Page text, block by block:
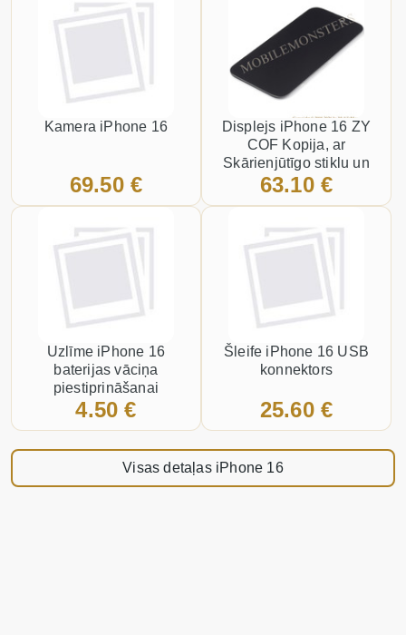
Kamera iPhone 16
69.50 €
Displejs iPhone 16 ZY
COF Kopija, ar
Skārienjūtīgo stiklu un
apkart ramiti Melns
63.10 €
Uzlīme iPhone 16
baterijas vāciņa
piestiprināšanai
4.50 €
Šleife iPhone 16 USB
konnektors
25.60 €
Visas detaļas iPhone 16